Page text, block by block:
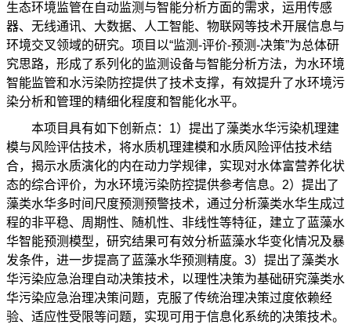
生态环境监管在自动监测与智能分析方面的需求，运用传感
器、无线通讯、大数据、人工智能、物联网等技术开展信息与
环境交叉领域的研究。项目以“监测-评价-预测-决策”为总体研
究思路，形成了系列化的监测设备与智能分析方法，为水环境
智能监管和水污染防控提供了技术支撑，有效提升了水环境污
染分析和管理的精细化程度和智能化水平。
本项目具有如下创新点：1）提出了藻类水华污染机理建
模与风险评估技术，将水质机理建模和水质风险评估技术结
合，揭示水质演化的内在动力学规律，实现对水体富营养化状
态的综合评价，为水环境污染防控提供参考信息。2）提出了
藻类水华多时间尺度预测预警技术，通过分析藻类水华生成过
程的非平稳、周期性、随机性、非线性等特征，建立了蓝藻水
华智能预测模型，研究结果可有效分析蓝藻水华变化情况及暴
发条件，进一步提高了蓝藻水华预测精度。3）提出了藻类水
华污染应急治理自动决策技术，以理性决策为基础研究藻类水
华污染应急治理决策问题，克服了传统治理决策过度依赖经
验、适应性受限等问题，实现可用于信息化系统的决策技术。